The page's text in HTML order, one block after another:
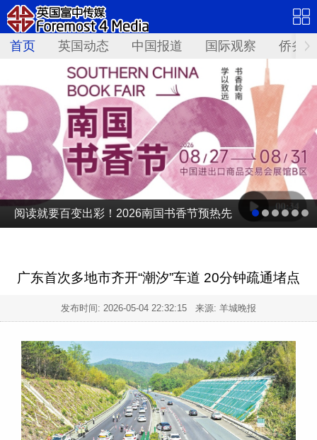
首页 英国动态 中国报道 国际观察 侨务
阅读就要百变出彩！2026南国书香节预热先
广东首次多地市齐开“潮汐”车道 20分钟疏通堵点
发布时间: 2026-05-04 22:32:15 来源: 羊城晚报